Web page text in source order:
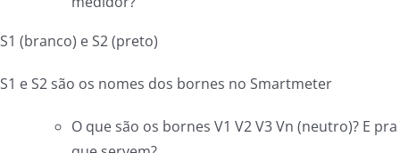
S1 (branco) e S2 (preto)
S1 e S2 são os nomes dos bornes no Smartmeter
O que são os bornes V1 V2 V3 Vn (neutro)? E pra